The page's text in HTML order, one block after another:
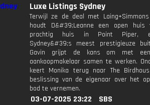
Luxe Listings Sydney
Terwijl ze de deal met
houdt D&#39;Leanne een open huis
prachtig huis in Point Piper,
Sydney&#39;s meest prestigieuze
Gavin grijpt de kans om met
aankoopmakelaar samen te werken.
keert Monika terug naar The
beslissing van de eigenaar over het
bod te vernemen.
03-07-2025 23:22
SBS